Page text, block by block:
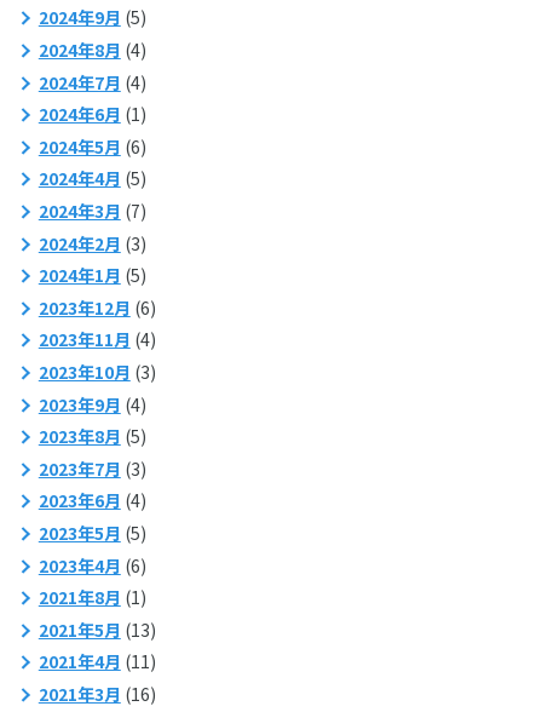
2024年9月 (5)
2024年8月 (4)
2024年7月 (4)
2024年6月 (1)
2024年5月 (6)
2024年4月 (5)
2024年3月 (7)
2024年2月 (3)
2024年1月 (5)
2023年12月 (6)
2023年11月 (4)
2023年10月 (3)
2023年9月 (4)
2023年8月 (5)
2023年7月 (3)
2023年6月 (4)
2023年5月 (5)
2023年4月 (6)
2021年8月 (1)
2021年5月 (13)
2021年4月 (11)
2021年3月 (16)